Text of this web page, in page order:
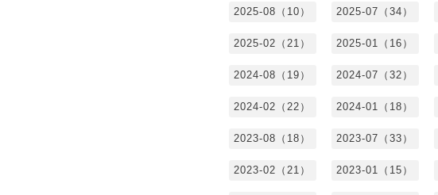
2025-08（10） 2025-07（34）
2025-02（21） 2025-01（16）
2024-08（19） 2024-07（32）
2024-02（22） 2024-01（18）
2023-08（18） 2023-07（33）
2023-02（21） 2023-01（15）